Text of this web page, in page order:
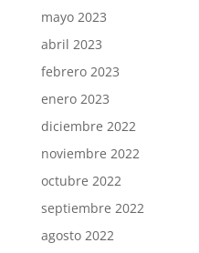
mayo 2023
abril 2023
febrero 2023
enero 2023
diciembre 2022
noviembre 2022
octubre 2022
septiembre 2022
agosto 2022